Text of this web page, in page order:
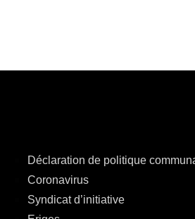
Déclaration de politique
Coronavirus
Syndicat d’initiative